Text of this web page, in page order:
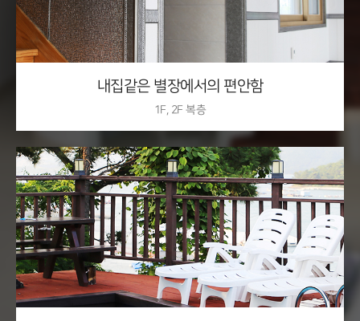
자세히 보기
내집같은 별장에서의 편안함
1F, 2F 복층
오션풀빌라